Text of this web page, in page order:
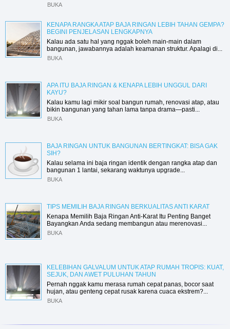
BUKA
KENAPA RANGKA ATAP BAJA RINGAN LEBIH TAHAN GEMPA?
BEGINI PENJELASAN LENGKAPNYA
Kalau ada satu hal yang nggak boleh main-main dalam
bangunan, jawabannya adalah keamanan struktur. Apalagi di...
BUKA
APA ITU BAJA RINGAN & KENAPA LEBIH UNGGUL DARI
KAYU?
Kalau kamu lagi mikir soal bangun rumah, renovasi atap, atau
bikin bangunan yang tahan lama tanpa drama—pasti...
BUKA
BAJA RINGAN UNTUK BANGUNAN BERTINGKAT: BISA GAK
SIH?
Kalau selama ini baja ringan identik dengan rangka atap dan
bangunan 1 lantai, sekarang waktunya upgrade...
BUKA
TIPS MEMILIH BAJA RINGAN BERKUALITAS ANTI KARAT
Kenapa Memilih Baja Ringan Anti-Karat Itu Penting Banget
Bayangkan Anda sedang membangun atau merenovasi...
BUKA
KELEBIHAN GALVALUM UNTUK ATAP RUMAH TROPIS: KUAT,
SEJUK, DAN AWET PULUHAN TAHUN
Pernah nggak kamu merasa rumah cepat panas, bocor saat
hujan, atau genteng cepat rusak karena cuaca ekstrem?...
BUKA